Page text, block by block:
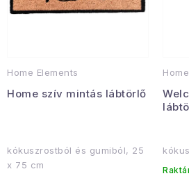
Hogyan kell panaszkodni /
Home Elements
Home szív mintás lábtörlő
kókuszrostból és gumiból, 25
x 75 cm